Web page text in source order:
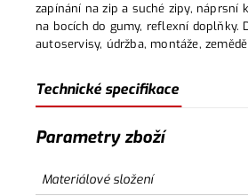
zapínání na zip a suché zipy, náprsní
na bocích do gumy, reflexní
autoservisy, údržba, montáže,
Technické specifikace
Parametry zboží
Materiálové složení